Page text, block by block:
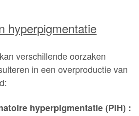
hyperpigmentatie
verschillende oorzaken
in een overproductie van
hyperpigmentatie (PIH) :